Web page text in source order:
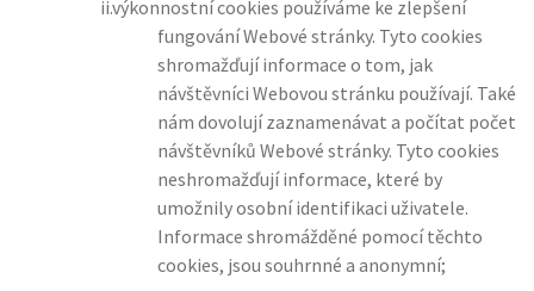
ii.výkonnostní cookies používáme ke zlepšení
fungování Webové stránky. Tyto cookies
shromažďují informace o tom, jak
návštěvníci Webovou stránku používají. Také
nám dovolují zaznamenávat a počítat počet
návštěvníků Webové stránky. Tyto cookies
neshromažďují informace, které by
umožnily osobní identifikaci uživatele.
Informace shromážděné pomocí těchto
cookies, jsou souhrnné a anonymní;